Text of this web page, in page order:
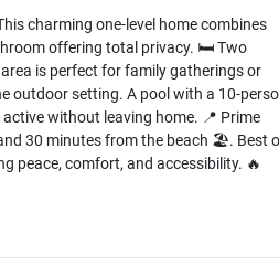
charming one-level home combines
offering total privacy. 🛏️ Two
is perfect for family gatherings or
outdoor setting. A pool with a 10-
without leaving home. 📍 Prime
30 minutes from the beach 🏖️. Best
peace, comfort, and accessibility. 🔥